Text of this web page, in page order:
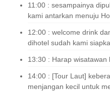
11:00 : sesampainya
kami antarkan menuju
12:00 : welcome drink
dihotel sudah kami
13:30 : Harap
14:00 : [Tour Laut]
menjangan kecil untuk